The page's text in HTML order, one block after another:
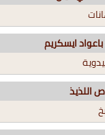
ايسكريم
اللذيذ